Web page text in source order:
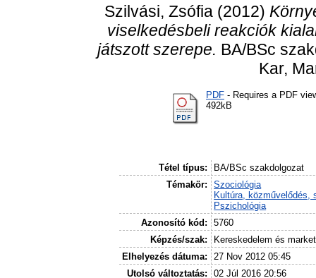
Szilvási, Zsófia(2012)
viselkedésbeli reakciók
játszott szerepe. BA/BSc
Kar,
PDF - Requires a PDF
492kB
Tétel típus:
BA/BSc szakdolgozat
Témakör:
Szociológia
Kultúra, közművelődés,
Pszichológia
Azonosító kód:
5760
Képzés/szak:
Kereskedelem és
Elhelyezés dátuma:
27 Nov 2012 05:45
Utolsó változtatás:
02 Júl 2016 20:56